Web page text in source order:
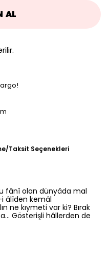
AL
Taksit Seçenekleri
fânî olan dünyâda mal
âlîden kemâl
ne kıymeti var ki? Bırak
Gösterişli hâllerden de